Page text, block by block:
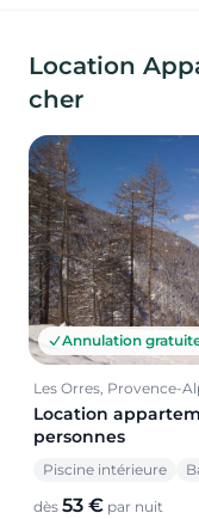
Location
cher
Annulation
Les Orres, Provence-
Location
personnes
Piscine intérieure
dès 53 € par nuit